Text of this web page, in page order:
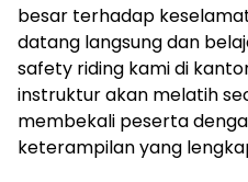
besar terhadap
datang langsung dan
safety riding kami di
instruktur akan melatih
membekali peserta
keterampilan yang